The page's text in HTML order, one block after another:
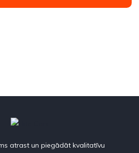
atrast un piegādāt kvalitatīvu